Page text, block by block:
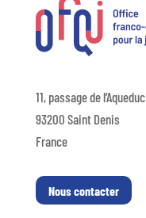
11, passage de l’Aqueduc
93200 Saint Denis
France
Nous contacter